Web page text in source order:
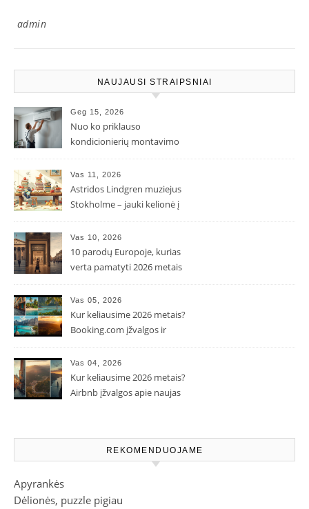
admin
NAUJAUSI STRAIPSNIAI
Geg 15, 2026
Nuo ko priklauso
kondicionierių montavimo
Vas 11, 2026
Astridos Lindgren muziejus
Stokholme – jauki kelionė į
Vas 10, 2026
10 parodų Europoje, kurias
verta pamatyti 2026 metais
Vas 05, 2026
Kur keliausime 2026 metais?
Booking.com įžvalgos ir
Vas 04, 2026
Kur keliausime 2026 metais?
Airbnb įžvalgos apie naujas
REKOMENDUOJAME
Apyrankės
Dėlionės, puzzle pigiau